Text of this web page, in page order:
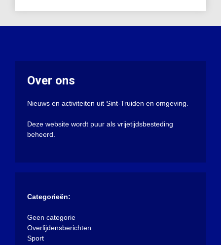
Over ons
Nieuws en activiteiten uit Sint-Truiden en omgeving.
Deze website wordt puur als vrijetijdsbesteding
beheerd.
Categorieën:
Geen categorie
Overlijdensberichten
Sport